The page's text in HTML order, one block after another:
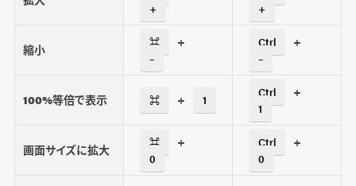
+ +
縮小 ⌘ +
–
Ctrl +
–
100%等倍で表示 ⌘ + 1
Ctrl +
1
画面サイズに拡大 ⌘ +
0
Ctrl +
0